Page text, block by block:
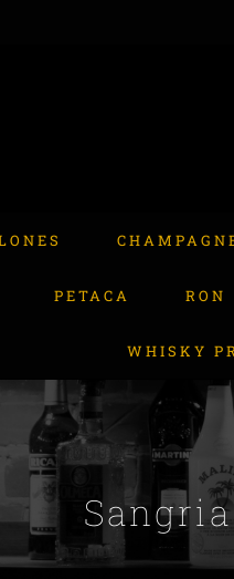
PETACA RON
WHISKY